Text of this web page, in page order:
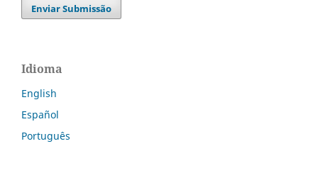
Enviar Submissão
Idioma
English
Español
Português